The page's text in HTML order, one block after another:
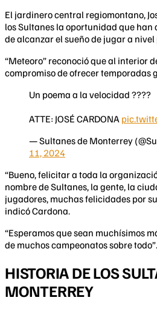
El jardinero central regiomontano,
los Sultanes la oportunidad que han
de alcanzar el sueño de jugar a
“Meteoro” reconoció que al interior
compromiso de ofrecer temporadas
Un poema a la velocidad ????️
ATTE: JOSÉ CARDONA
— Sultanes de Monterrey
11, 2024
“Bueno, felicitar a toda la
nombre de Sultanes, la gente, la
jugadores, muchas felicidades por
indicó Cardona.
“Esperamos que sean muchísimos
de muchos campeonatos sobre todo”.
HISTORIA DE LOS
MONTERREY